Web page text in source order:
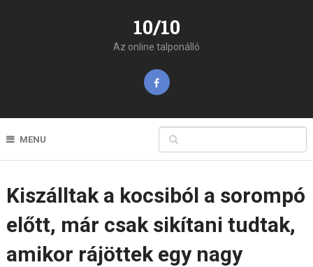
10/10
Az online talponálló
MENU
Kiszálltak a kocsiból a sorompó
előtt, már csak sikítani tudtak,
amikor rájöttek egy nagy